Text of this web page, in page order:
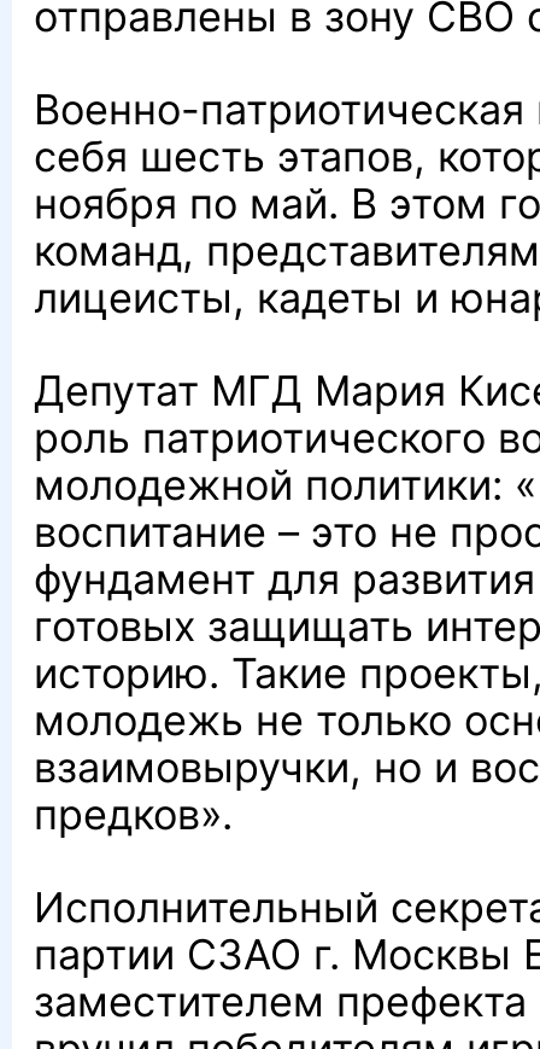
отправлены в зону
Военно-
себя шесть этапов,
ноября по май. В этом
команд,
лицеисты, кадеты и
Депутат МГД Мария
роль патриотического
молодежной политики:
воспитание – это не
фундамент для
готовых защищать
историю. Такие
молодежь не только
взаимовыручки, но и
предков».
Исполнительный
партии СЗАО г. Москвы
заместителем